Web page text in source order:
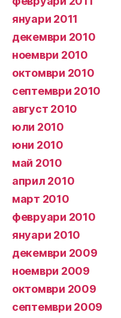
януари 2011
декември 2010
ноември 2010
октомври 2010
септември 2010
август 2010
юли 2010
юни 2010
май 2010
април 2010
март 2010
февруари 2010
януари 2010
декември 2009
ноември 2009
октомври 2009
септември 2009